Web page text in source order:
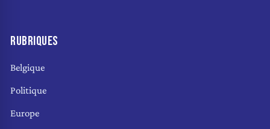
RUBRIQUES
Belgique
Politique
Europe